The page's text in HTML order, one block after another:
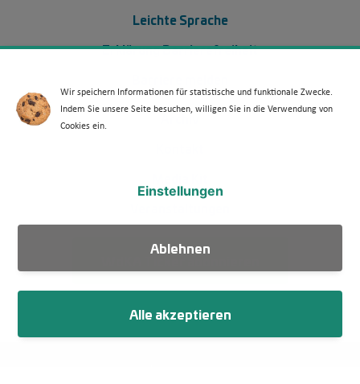
Leichte Sprache
Erklärung Barrierefreiheit
Footer Menü 2 (WdKA 26)
Archiv
Wir speichern Informationen für statistische und funktionale Zwecke.
Indem Sie unsere Seite besuchen, willigen Sie in die Verwendung von
Cookies ein.
Ablehnen
Einstellungen
Alle akzeptieren